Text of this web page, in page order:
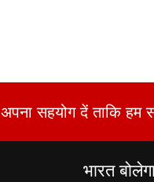
अपना सहयोग दें ताकि
भारत